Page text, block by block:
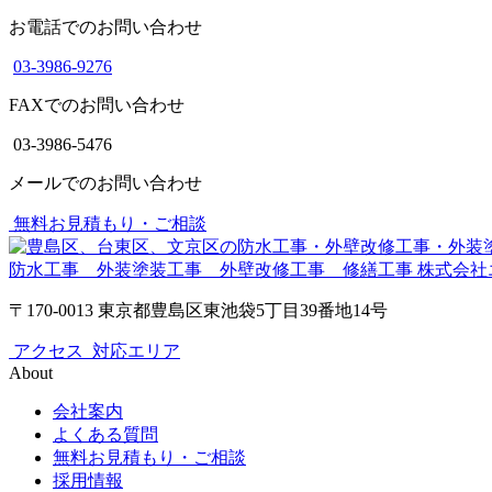
お電話でのお問い合わせ
03-3986-9276
FAXでのお問い合わせ
03-3986-5476
メールでのお問い合わせ
無料お見積もり・ご相談
防水工事 外装塗装工事 外壁改修工事 修繕工事 株式会社
〒170-0013 東京都豊島区東池袋5丁目39番地14号
アクセス 対応エリア
About
会社案内
よくある質問
無料お見積もり・ご相談
採用情報